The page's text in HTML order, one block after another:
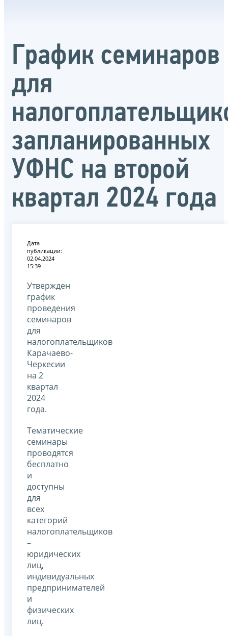
График семинаров
для
запланированных
УФНС на второй
квартал 2024 года
Дата
публикации:
02.04.2024
15:39
Утвержден
график
проведения
семинаров
для
налогоплательщиков
Карачаево-
Черкесии
на 2
квартал
2024
года.
Тематические
семинары
проводятся
бесплатно
и
доступны
для
всех
категорий
налогоплательщиков
–
юридических
лиц,
индивидуальных
предпринимателей
и
физических
лиц.